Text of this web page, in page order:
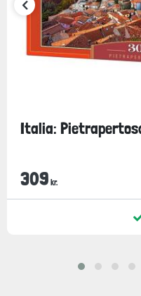
Italia:
309 kr.